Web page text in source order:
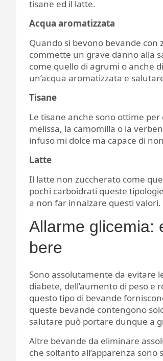
tisane ed il latte.
Acqua aromatizzata
Quando si bevono bevande con
commette un grave danno alla
come quello di agrumi o anche
un’acqua aromatizzata e
Tisane
Le tisane anche sono ottime
melissa, la camomilla o la
infuso mi dolce ma capace di
Latte
Il latte non zuccherato come
pochi carboidrati queste
a non far innalzare questi valori.
Allarme glicemia:
bere
Sono assolutamente da evitare
diabete, dell’aumento di peso e
questo tipo di bevande
queste bevande contengono
salutare può portare dunque a
Altre bevande da eliminare
che soltanto all’apparenza